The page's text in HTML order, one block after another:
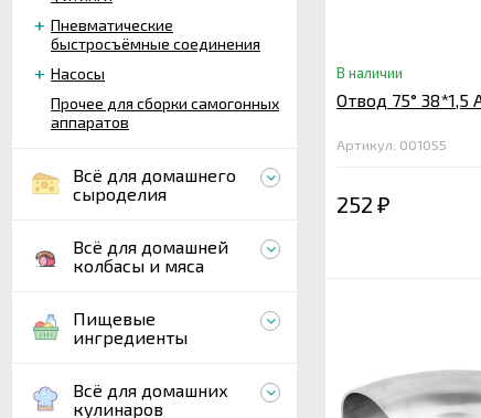
Пневматические
быстросъёмные соединения
Насосы
Прочее для сборки самогонных
аппаратов
Всё для домашнего
сыроделия
Всё для домашней
колбасы и мяса
Пищевые
ингредиенты
Всё для домашних
кулинаров
В наличии
Отвод 75° 38*1,5
Артикул: 001055
252 ₽